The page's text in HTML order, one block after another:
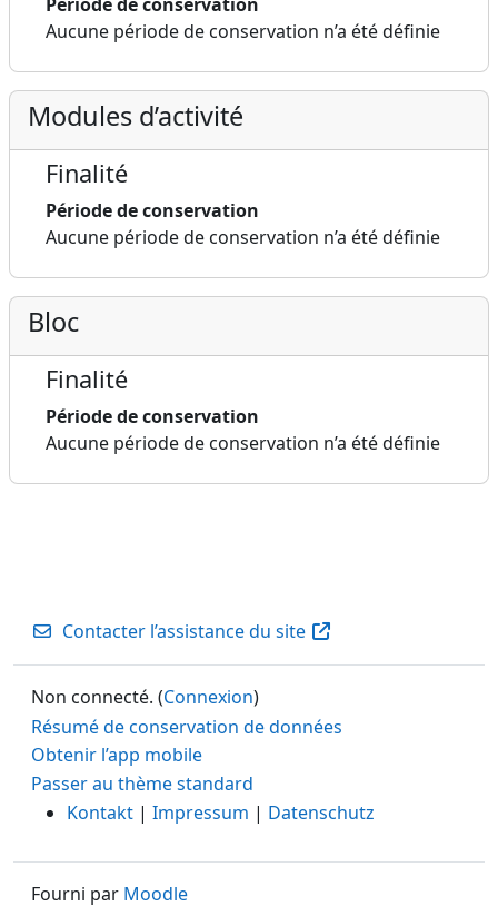
Aucune période de conservation n’a été définie
Modules d’activité
Finalité
Période de conservation
Aucune période de conservation n’a été définie
Bloc
Finalité
Période de conservation
Aucune période de conservation n’a été définie
Contacter l’assistance du site
Non connecté. (Connexion)
Résumé de conservation de données
Obtenir l’app mobile
Passer au thème standard
Kontakt | Impressum | Datenschutz
Fourni par Moodle